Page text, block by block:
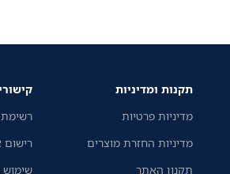
תקנות ומדיניות
מדיניות פרטיות
מדיניות החזרת מוצרים
תקנון האתר
רשימת
רישום